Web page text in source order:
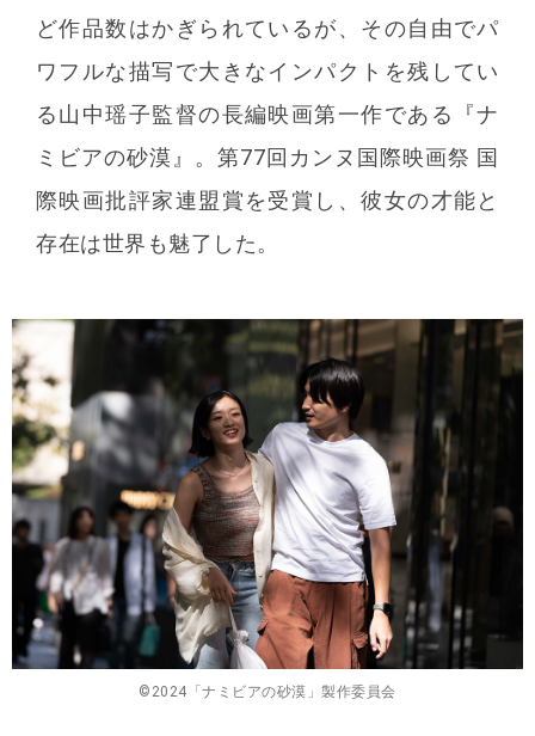
ど作品数はかぎられているが、その自由でパ
ワフルな描写で大きなインパクトを残してい
る山中瑶子監督の長編映画第一作である『ナ
ミビアの砂漠』。第77回カンヌ国際映画祭 国
際映画批評家連盟賞を受賞し、彼女の才能と
存在は世界も魅了した。
©︎2024「ナミビアの砂漠」製作委員会